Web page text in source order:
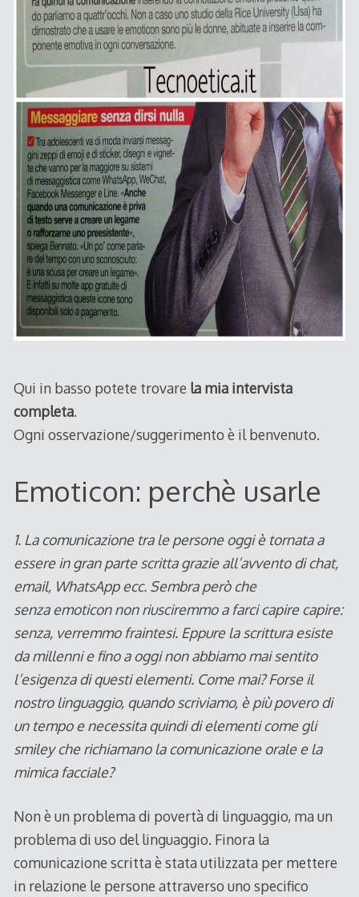
Qui in basso potete trovare la mia intervista
completa.
Ogni osservazione/suggerimento è il benvenuto.
Emoticon: perchè usarle
1. La comunicazione tra le persone oggi è tornata a
essere in gran parte scritta grazie all’avvento di chat,
email, WhatsApp ecc. Sembra però che
senza emoticon non riusciremmo a farci capire capire:
senza, verremmo fraintesi. Eppure la scrittura esiste
da millenni e fino a oggi non abbiamo mai sentito
l’esigenza di questi elementi. Come mai? Forse il
nostro linguaggio, quando scriviamo, è più povero di
un tempo e necessita quindi di elementi come gli
smiley che richiamano la comunicazione orale e la
mimica facciale?
Non è un problema di povertà di linguaggio, ma un
problema di uso del linguaggio. Finora la
comunicazione scritta è stata utilizzata per mettere
in relazione le persone attraverso uno specifico